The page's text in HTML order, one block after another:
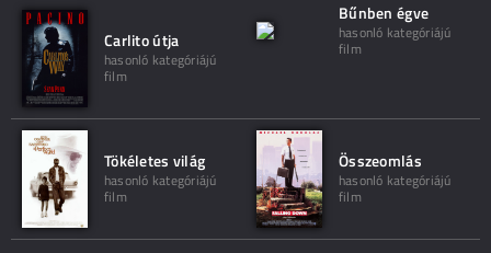
Carlito útja
hasonló kategóriájú
film
Bűnben égve
hasonló kategóriájú
film
Tökéletes világ
hasonló kategóriájú
film
Összeomlás
hasonló kategóriájú
film